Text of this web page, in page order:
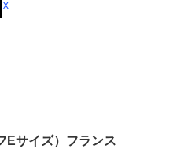
X
サイズ）フランス